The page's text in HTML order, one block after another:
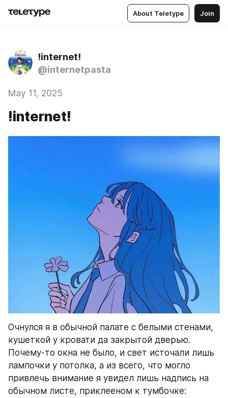
About Teletype Join
!internet!
@internetpasta
May 11, 2025
!internet!
Очнулся я в обычной палате с белыми стенами,
кушеткой у кровати да закрытой дверью.
Почему-то окна не было, и свет источали лишь
лампочки у потолка, а из всего, что могло
привлечь внимание я увидел лишь надпись на
обычном листе, приклееном к тумбочке: